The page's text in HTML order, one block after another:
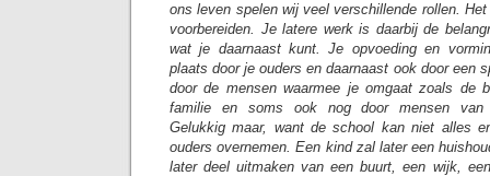
ons leven spelen wij veel verschillende rollen.
voorbereiden. Je latere werk is daarbij de
wat je daarnaast kunt. Je opvoeding en
plaats door je ouders en daarnaast ook door een
door de mensen waarmee je omgaat zoals de
familie en soms ook nog door mensen van
Gelukkig maar, want de school kan niet alles
ouders overnemen. Een kind zal later een
later deel uitmaken van een buurt, een wijk,